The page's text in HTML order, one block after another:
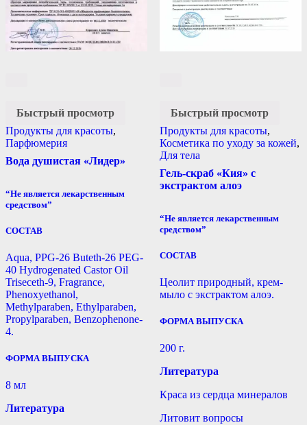
Быстрый просмотр
Продукты для красоты,
Парфюмерия
Вода душистая «Лидер»
“Не является лекарственным
средством”
СОСТАВ
Aqua, PPG-26 Buteth-26 PEG-
40 Hydrogenated Castor Oil
Triseceth-9, Fragrance,
Phenoxyethanol,
Methylparaben, Ethylparaben,
Propylparaben, Benzophenone-
4.
ФОРМА ВЫПУСКА
8 мл
Литература
Быстрый просмотр
Продукты для красоты,
Косметика по уходу за кожей,
Для тела
Гель-скраб «Кия» с
экстрактом алоэ
“Не является лекарственным
средством”
СОСТАВ
Цеолит природный, крем-
мыло с экстрактом алоэ.
ФОРМА ВЫПУСКА
200 г.
Литература
Краса из сердца минералов
Литовит вопросы